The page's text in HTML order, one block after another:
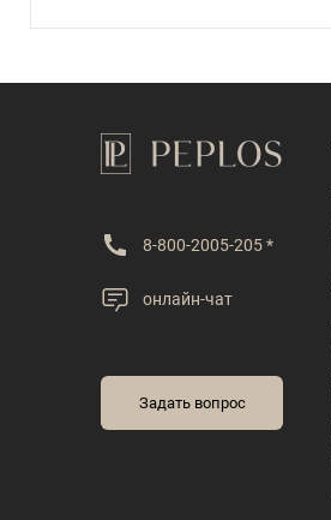
В корзину
В наличии
Таблица размеров
8-800-2005-205 *
онлайн-чат
Задать вопрос